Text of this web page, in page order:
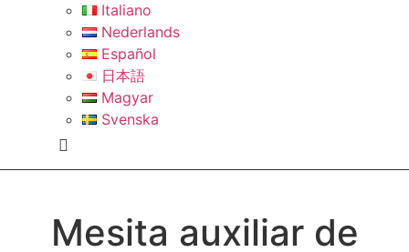
Italiano
Nederlands
Español
日本語
Magyar
Svenska
Mesita auxiliar de